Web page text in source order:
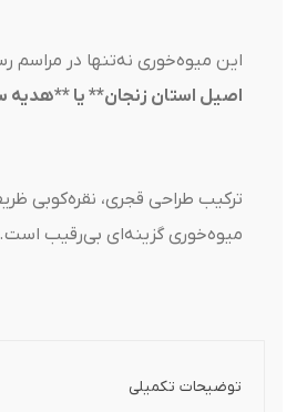
این میوه‌خوری نه‌تنها در
اصیل استان زنجان** یا
ترکیب طراحی قجری، نقره‌کوبی
میوه‌خوری گزینه‌ای بی‌رقیب است.
توضیحات تکمیلی